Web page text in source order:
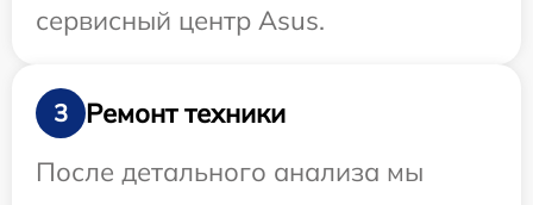
сервисный центр Asus.
3
Ремонт техники
После детального анализа мы